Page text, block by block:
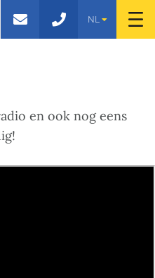
NL
en ook nog eens